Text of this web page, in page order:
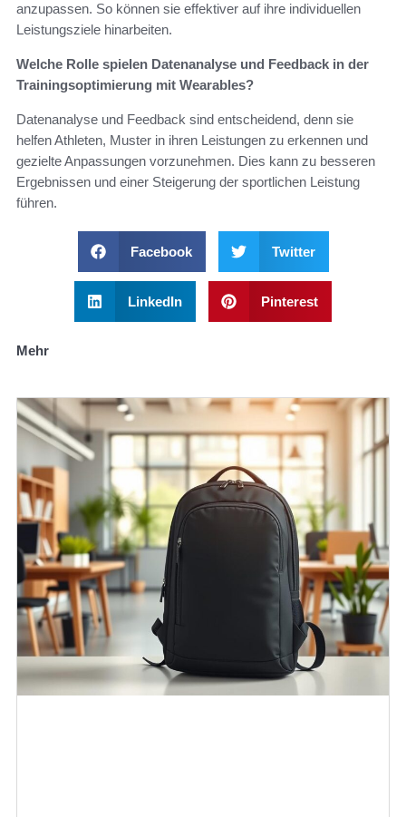
anzupassen. So können sie effektiver auf ihre individuellen
Leistungsziele hinarbeiten.
Welche Rolle spielen Datenanalyse und Feedback in der
Trainingsoptimierung mit Wearables?
Datenanalyse und Feedback sind entscheidend, denn sie
helfen Athleten, Muster in ihren Leistungen zu erkennen und
gezielte Anpassungen vorzunehmen. Dies kann zu besseren
Ergebnissen und einer Steigerung der sportlichen Leistung
führen.
Facebook Twitter
LinkedIn Pinterest
Mehr